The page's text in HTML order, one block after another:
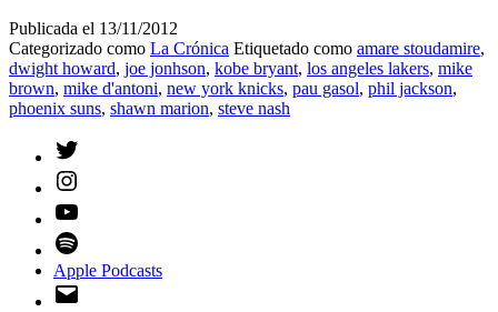
Publicada el 13/11/2012
Categorizado como La Crónica Etiquetado como amare stoudamire,
dwight howard, joe jonhson, kobe bryant, los angeles lakers, mike
brown, mike d'antoni, new york knicks, pau gasol, phil jackson,
phoenix suns, shawn marion, steve nash
Apple Podcasts